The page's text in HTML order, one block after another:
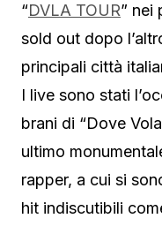
“DVLA TOUR” nei
sold out dopo
principali città
I live sono stati
brani di “Dove
ultimo
rapper, a cui si
hit indiscutibili